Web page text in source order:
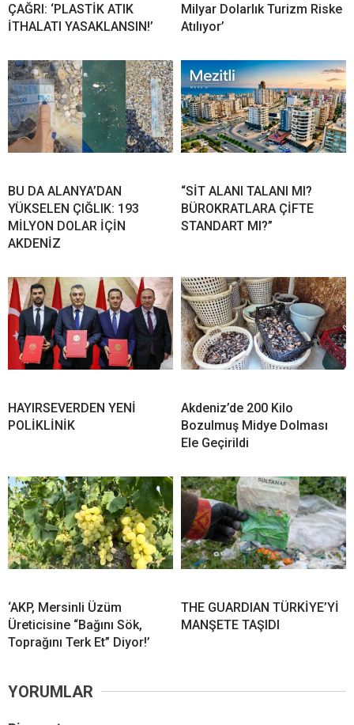
ÇAĞRI: ‘PLASTİK ATIK
İTHALATI YASAKLANSIN!’
Milyar Dolarlık Turizm Riske
Atılıyor’
BU DA ALANYA’DAN
YÜKSELEN ÇIĞLIK: 193
MİLYON DOLAR İÇİN
AKDENİZ
“SİT ALANI TALANI MI?
BÜROKRATLARA ÇİFTE
STANDART MI?”
HAYIRSEVERDEN YENİ
POLİKLİNİK
Akdeniz’de 200 Kilo
Bozulmuş Midye Dolması
Ele Geçirildi
‘AKP, Mersinli Üzüm
Üreticisine “Bağını Sök,
Toprağını Terk Et” Diyor!’
THE GUARDIAN TÜRKİYE’Yİ
MANŞETE TAŞIDI
YORUMLAR